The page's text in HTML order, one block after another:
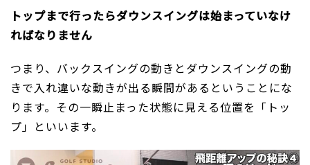
トップまで行ったらダウンスイングは始まっていなけ
ればなりません
つまり、バックスイングの動きとダウンスイングの動
きで入れ違いな動きが出る瞬間があるということにな
ります。その一瞬止まった状態に見える位置を「トッ
プ」といいます。